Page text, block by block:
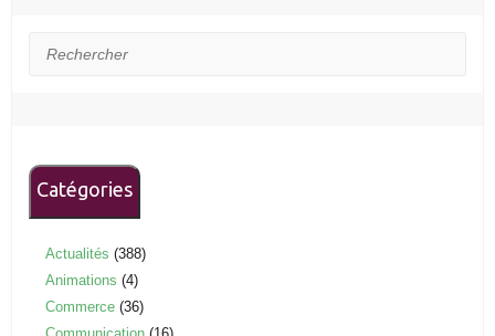
Rechercher
Catégories
Actualités (388)
Animations (4)
Commerce (36)